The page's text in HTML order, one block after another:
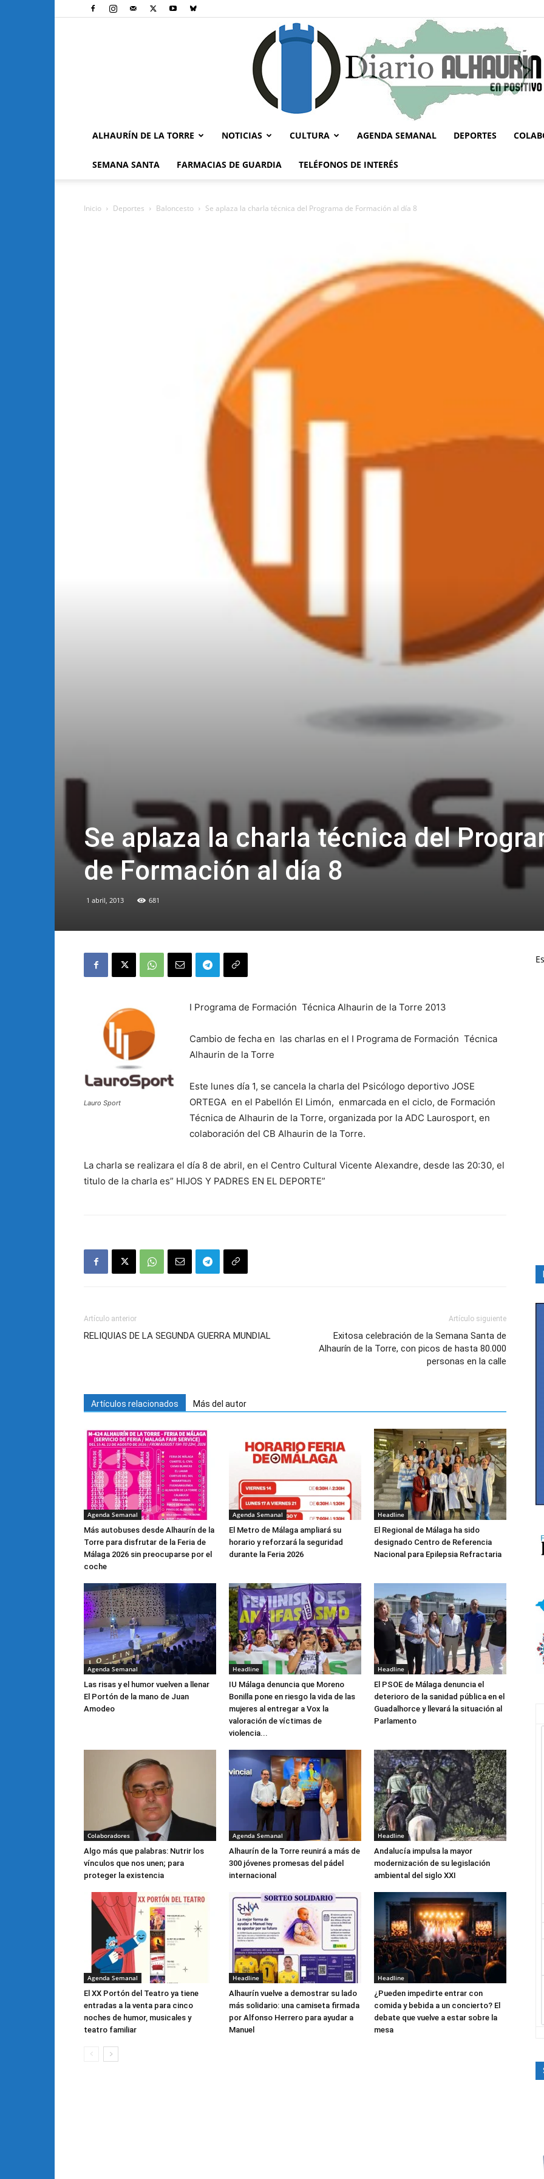
ALHAURÍN DE LA TORRE NOTICIAS CULTURA AGENDA SEMANAL DEPORTES
SEMANA SANTA FARMACIAS DE GUARDIA TELÉFONOS DE INTERÉS
Inicio Deportes Baloncesto Se aplaza la charla técnica del Programa de Formación al día 8
Se aplaza la charla técnica del
de Formación al día 8
1 abril, 2013 681
Lauro Sport
I Programa de Formación Técnica Alhaurin de la Torre 2013
Cambio de fecha en las charlas en el I Programa de Formación Técnica
Alhaurin de la Torre
Este lunes día 1, se cancela la charla del Psicólogo deportivo JOSE
ORTEGA en el Pabellón El Limón, enmarcada en el ciclo, de Formación
Técnica de Alhaurin de la Torre, organizada por la ADC Laurosport, en
colaboración del CB Alhaurin de la Torre.
La charla se realizara el día 8 de abril, en el Centro Cultural Vicente Alexandre, desde las 20:30, el
titulo de la charla es” HIJOS Y PADRES EN EL DEPORTE”
Artículo anterior
RELIQUIAS DE LA SEGUNDA GUERRA MUNDIAL
Artículo siguiente
Exitosa celebración de la Semana Santa de
Alhaurín de la Torre, con picos de hasta 80.000
personas en la calle
Artículos relacionados Más del autor
Agenda Semanal
Más autobuses desde Alhaurín de la
Torre para disfrutar de la Feria de
Málaga 2026 sin preocuparse por el
coche
Agenda Semanal
El Metro de Málaga ampliará su
horario y reforzará la seguridad
durante la Feria 2026
Headline
El Regional de Málaga ha sido
designado Centro de Referencia
Nacional para Epilepsia Refractaria
Agenda Semanal
Las risas y el humor vuelven a llenar
El Portón de la mano de Juan
Amodeo
Headline
IU Málaga denuncia que Moreno
Bonilla pone en riesgo la vida de las
mujeres al entregar a Vox la
valoración de víctimas de
violencia...
Headline
El PSOE de Málaga denuncia el
deterioro de la sanidad pública en el
Guadalhorce y llevará la situación al
Parlamento
Colaboradores
Algo más que palabras: Nutrir los
vínculos que nos unen; para
proteger la existencia
Agenda Semanal
Alhaurín de la Torre reunirá a más de
300 jóvenes promesas del pádel
internacional
Headline
Andalucía impulsa la mayor
modernización de su legislación
ambiental del siglo XXI
Agenda Semanal
El XX Portón del Teatro ya tiene
entradas a la venta para cinco
noches de humor, musicales y
teatro familiar
Headline
Alhaurín vuelve a demostrar su lado
más solidario: una camiseta firmada
por Alfonso Herrero para ayudar a
Manuel
Headline
¿Pueden impedirte entrar con
comida y bebida a un concierto? El
debate que vuelve a estar sobre la
mesa